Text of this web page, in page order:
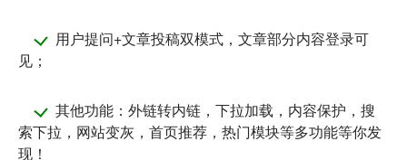
用户提问+文章投稿双模式，文章部分内容登录可
见；
其他功能：外链转内链，下拉加载，内容保护，搜
索下拉，网站变灰，首页推荐，热门模块等多功能等你发
现！